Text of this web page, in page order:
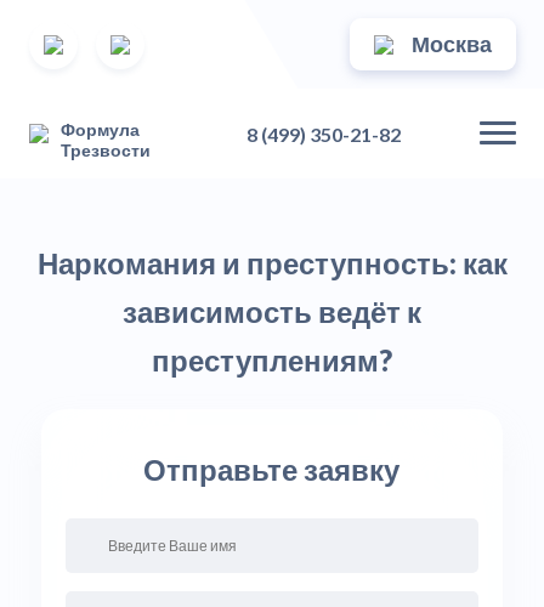
Москва
Формула
Трезвости
8 (499) 350-21-82
Наркомания и преступность: как
зависимость ведёт к
преступлениям?
Отправьте заявку